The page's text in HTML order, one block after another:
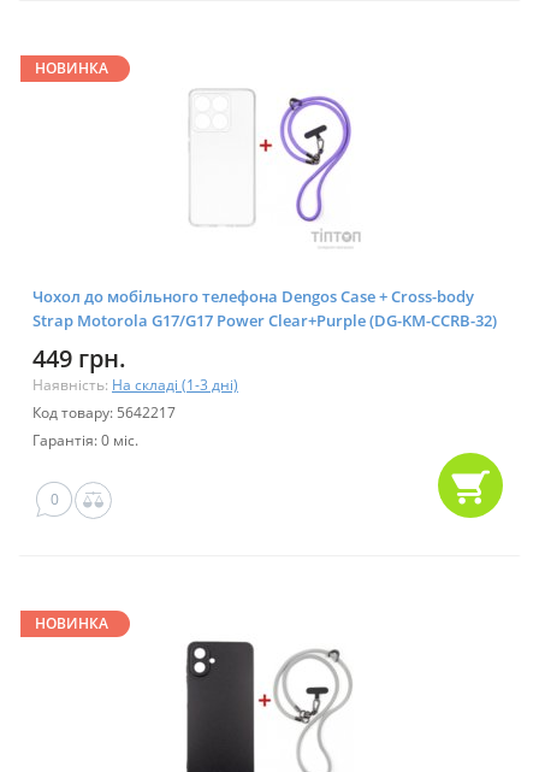
НОВИНКА
Чохол до мобільного телефона Dengos Case + Cross-body
Strap Motorola G17/G17 Power Clear+Purple (DG-KM-CCRB-32)
449 грн.
Наявність: На складі (1-3 дні)
Код товару: 5642217
Гарантія: 0 міс.
0
НОВИНКА